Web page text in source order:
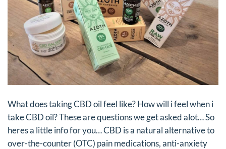
What does taking CBD oil feel like? How will i feel when i
take CBD oil? These are questions we get asked alot… So
heres a little info for you… CBD is a natural alternative to
over-the-counter (OTC) pain medications, anti-anxiety